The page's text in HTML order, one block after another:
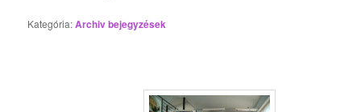
Kategória:Archiv bejegyzések